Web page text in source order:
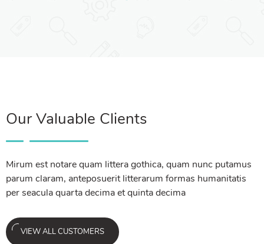
Our Valuable Clients
Mirum est notare quam littera gothica, quam nunc putamus
parum claram, anteposuerit litterarum formas humanitatis
per seacula quarta decima et quinta decima
VIEW ALL CUSTOMERS